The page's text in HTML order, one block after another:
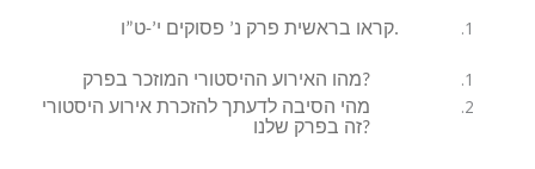
קראו בראשית פרק נ’ פסוקים י’-ט”ו.
מהו האירוע ההיסטורי המוזכר בפרק?
מהי הסיבה לדעתך להזכרת אירוע היסטורי
זה בפרק שלנו?